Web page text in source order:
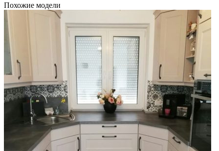
Похожие модели